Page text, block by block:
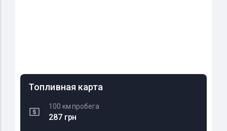
Топливная карта
100 км пробега
287 грн